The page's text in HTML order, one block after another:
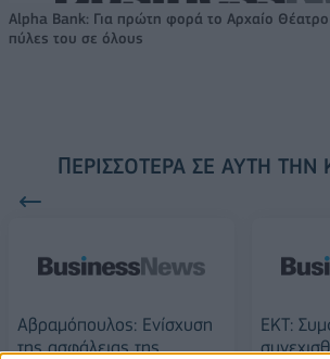
Alpha Bank: Για πρώτη φορά το Αρχαίο Θέατρο
πύλες του σε όλους
ΠΕΡΙΣΣΌΤΕΡΑ ΣΕ ΑΥΤΉ ΤΗΝ
Αβραμόπουλος: Ενίσχυση
της ασφάλειας της
ΕΚΤ: